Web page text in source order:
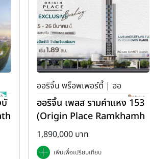
ออริจิ้น พร็อพเพอร์ตี้ | ออ
ริจิ้น เพลส
ออริจิ้น เพลส รามคำแหง 153
(Origin Place Ramkhamh
aeng 153)
1,890,000 บาท
เพิ่มเพื่อเปรียบเทียบ